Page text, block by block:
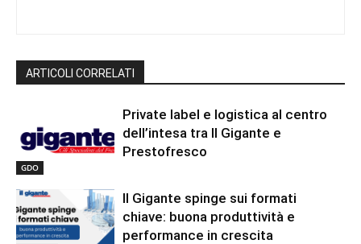
ARTICOLI CORRELATI
GDO
Private label e logistica al centro
dell’intesa tra Il Gigante e
Prestofresco
Il Gigante spinge sui formati
chiave: buona produttività e
performance in crescita